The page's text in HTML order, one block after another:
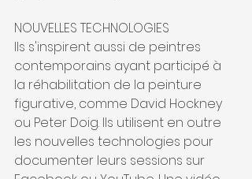
NOUVELLES TECHNOLOGIES
Ils s'inspirent aussi de peintres
contemporains ayant participé à
la réhabilitation de la peinture
figurative, comme David Hockney
ou Peter Doig. Ils utilisent en outre
les nouvelles technologies pour
documenter leurs sessions sur